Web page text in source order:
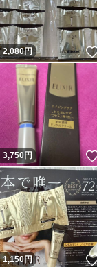
2,080円
3,750円
1,150円